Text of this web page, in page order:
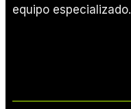
equipo especializado.